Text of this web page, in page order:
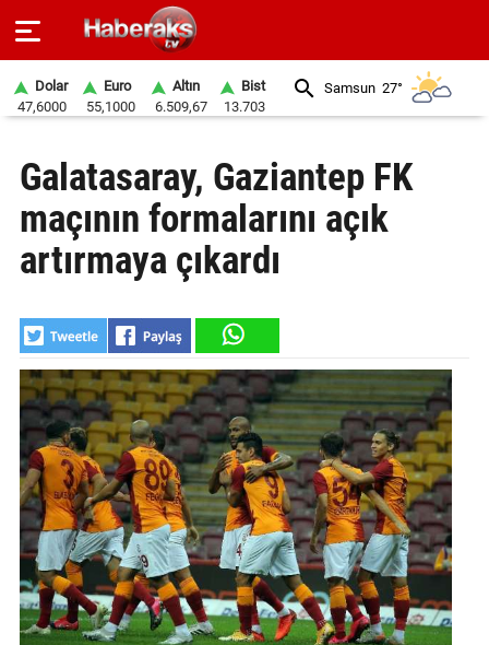
SPOR
YAŞAM
BELEDİYELER
SAĞLIK
SİYASET
EĞİTİM
GALERİ
VİDEO
YAZARLAR
Dolar
47,6000
Euro
55,1000
Altın
6.509,67
Bist
13.703
Samsun 27°
Galatasaray, Gaziantep FK
maçının formalarını açık
artırmaya çıkardı